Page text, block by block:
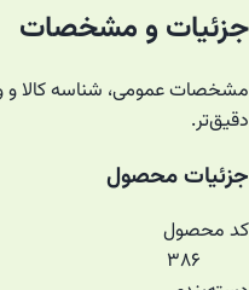
جزئیات و مشخصات
مشخصات عمومی، شناسه کالا و
دقیق‌تر.
جزئیات محصول
کد محصول
۳۸۶